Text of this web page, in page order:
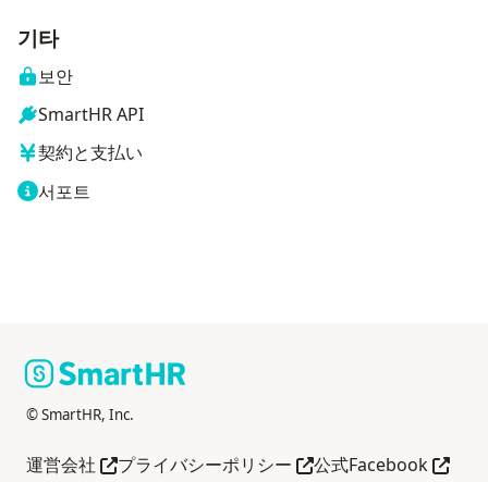
기타
보안
SmartHR API
契約と支払い
서포트
© SmartHR, Inc.
運営会社다른 창으로 열기
プライバシーポリシー 다른 창으로 열기
公式Facebook다른